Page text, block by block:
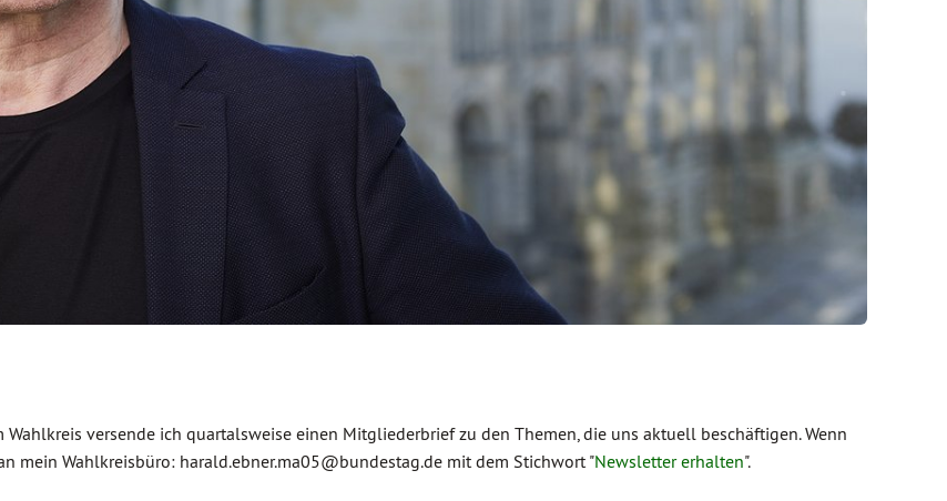
versende ich quartalsweise einen Mitgliederbrief zu den Themen, die uns aktuell beschäftigen. Wenn
mein Wahlkreisbüro: harald.ebner.ma05@bundestag.de mit dem Stichwort "Newsletter erhalten".